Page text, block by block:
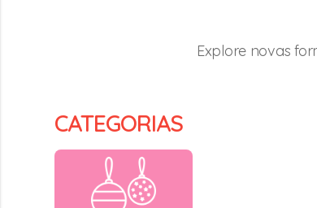
Explore novas
CATEGORIAS